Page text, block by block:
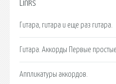
Links
Гитара, гитара и еще раз гитара.
Гитара. Аккорды Первые
Аппликатуры аккордов.